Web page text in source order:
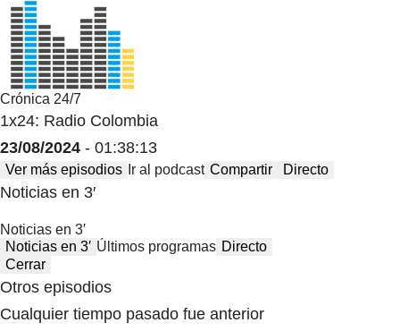
Crónica 24/7
1x24: Radio Colombia
23/08/2024 - 01:38:13
Ver más episodios Ir al podcast Compartir Directo
Noticias en 3′
Noticias en 3′
Noticias en 3′ Últimos programas Directo
Cerrar
Otros episodios
Cualquier tiempo pasado fue anterior